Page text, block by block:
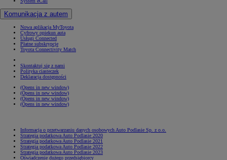
Komunikacja z autem
Nowa aplikacja MyToyota
Cyfrowy opiekun auta
Usługi Connected
Płatne subskrypcje
Toyota Connectivity Match
Skontaktuj się z nami
Polityka ciasteczek
Deklaracja dostępności
(Opens in new window)
(Opens in new window)
(Opens in new window)
(Opens in new window)
Informacja o przetwarzaniu danych osobowych Auto Podlasie Sp. z o.o.
Strategia podatkowa Auto Podlasie 2020
Strategia podatkowa Auto Podlasie 2021
Strategia podatkowa Auto Podlasie 2022
Strategia podatkowa Auto Podlasie 2023
Oświadczenie dużego przedsiębiorcy